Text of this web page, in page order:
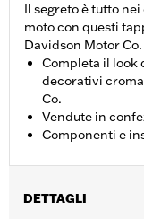
Il segreto è tutto
moto con questi
Davidson Motor
Completa il look
decorativi
Co.
Vendute in
Componenti e
DETTAGLI